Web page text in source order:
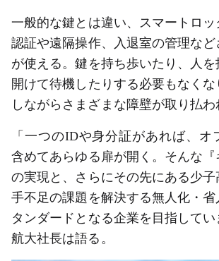
一般的な鍵とは違い、スマートロッ
認証や遠隔操作、入退室の管理な
が使える。鍵を持ち歩いたり、人
開けて待機したりする必要もなく
しながらさまざまな障壁が取り払わ
「一つのIDや身分証があれば、オ
含めてあらゆる扉が開く。そんな『
の実現と、さらにその先にある少子
手不足の課題を解決する無人化・
タンダードとなる企業を目指して
航大社長は語る。